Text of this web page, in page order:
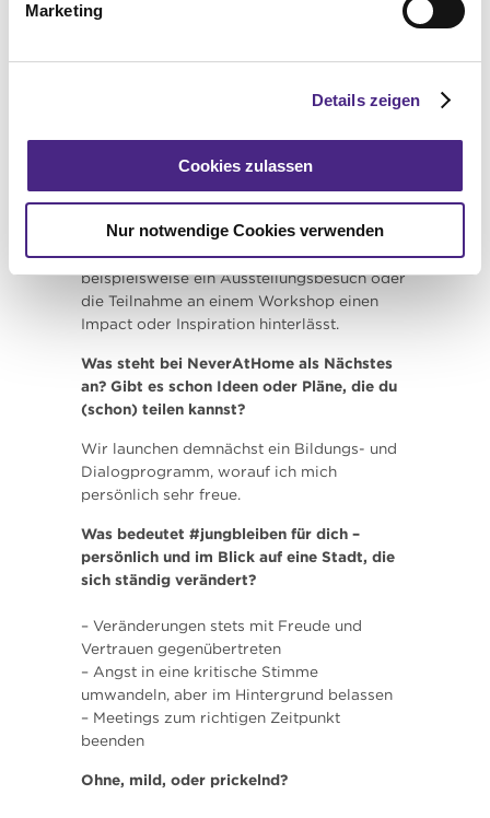
Marketing
Details zeigen
Cookies zulassen
Nur notwendige Cookies verwenden
und die Arbeit mit den
Was wäre für dich das schönste
machen kann?
Wenn die Interaktion mit dem Projekt,
beispielsweise ein Ausstellungsbesuch oder
die Teilnahme an einem Workshop einen
Impact oder Inspiration hinterlässt.
Was steht bei NeverAtHome als Nächstes
an? Gibt es schon Ideen oder Pläne, die du
(schon) teilen kannst?
Wir launchen demnächst ein Bildungs- und
Dialogprogramm, worauf ich mich
persönlich sehr freue.
Was bedeutet #jungbleiben für dich –
persönlich und im Blick auf eine Stadt, die
sich ständig verändert?
– Veränderungen stets mit Freude und
Vertrauen gegenübertreten
– Angst in eine kritische Stimme
umwandeln, aber im Hintergrund belassen
– Meetings zum richtigen Zeitpunkt
beenden
Ohne, mild, oder prickelnd?